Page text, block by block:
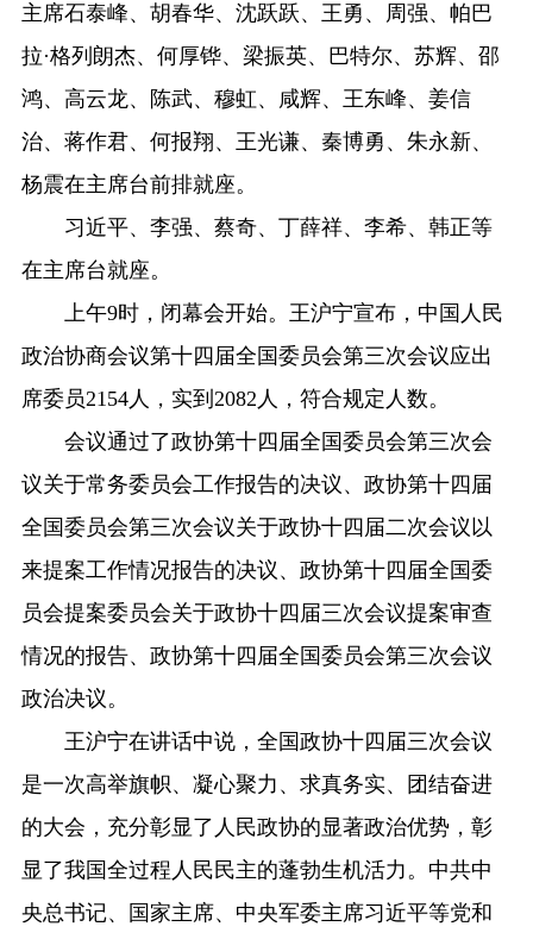
主席石泰峰、胡春华、沈跃跃、王勇、周强、帕巴
拉·格列朗杰、何厚铧、梁振英、巴特尔、苏辉、邵
鸿、高云龙、陈武、穆虹、咸辉、王东峰、姜信
治、蒋作君、何报翔、王光谦、秦博勇、朱永新、
杨震在主席台前排就座。
习近平、李强、蔡奇、丁薛祥、李希、韩正等
在主席台就座。
上午9时，闭幕会开始。王沪宁宣布，中国人民
政治协商会议第十四届全国委员会第三次会议应出
席委员2154人，实到2082人，符合规定人数。
会议通过了政协第十四届全国委员会第三次会
议关于常务委员会工作报告的决议、政协第十四届
全国委员会第三次会议关于政协十四届二次会议以
来提案工作情况报告的决议、政协第十四届全国委
员会提案委员会关于政协十四届三次会议提案审查
情况的报告、政协第十四届全国委员会第三次会议
政治决议。
王沪宁在讲话中说，全国政协十四届三次会议
是一次高举旗帜、凝心聚力、求真务实、团结奋进
的大会，充分彰显了人民政协的显著政治优势，彰
显了我国全过程人民民主的蓬勃生机活力。中共中
央总书记、国家主席、中央军委主席习近平等党和